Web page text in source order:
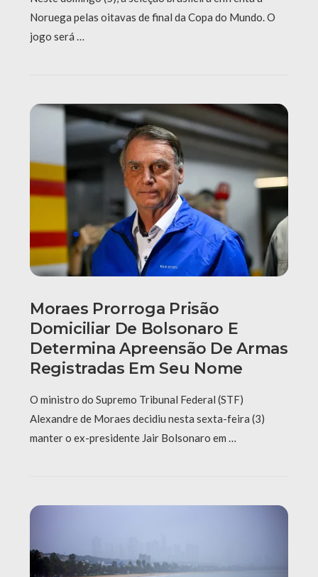
Noruega pelas oitavas de final da Copa do Mundo. O
jogo será …
Moraes Prorroga Prisão
Domiciliar De Bolsonaro E
Determina Apreensão De Armas
Registradas Em Seu Nome
O ministro do Supremo Tribunal Federal (STF)
Alexandre de Moraes decidiu nesta sexta-feira (3)
manter o ex-presidente Jair Bolsonaro em …